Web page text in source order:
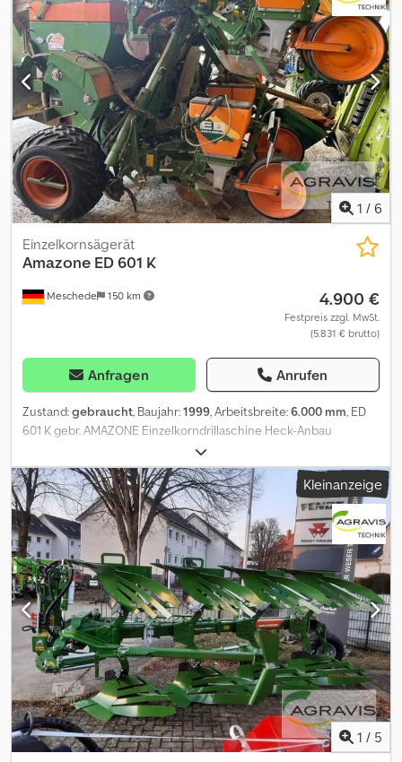
1 / 6
Meschede 150 km
Einzelkornsägerät
Amazone ED 601 K
4.900 €
Festpreis zzgl. MwSt.
(5.831 € brutto)
Anfragen Anrufen
Zustand:gebraucht, Baujahr:1999, Arbeitsbreite:6.000 mm, ED
601 K gebr. AMAZONE Einzelkorndrillaschine Heck-Anbau
Arbeitsbreite: 6,0 mtr Klappvorrichtung hydraulisch
Beleuchtungsanlage Crsdpjzqpw Rsfx Angjf Warntafel Bereifung:
31 x 15.5-15 Befüllschnecke Säaggregate mit Schleppscharen
Düngerschare als Schleppschare
Kleinanzeige
1 / 5